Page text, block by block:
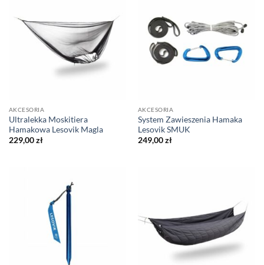
AKCESORIA
Ultralekka Moskitiera
Hamakowa Lesovik Magla
229,00zł
AKCESORIA
System Zawieszenia Hamaka
Lesovik SMUK
249,00zł